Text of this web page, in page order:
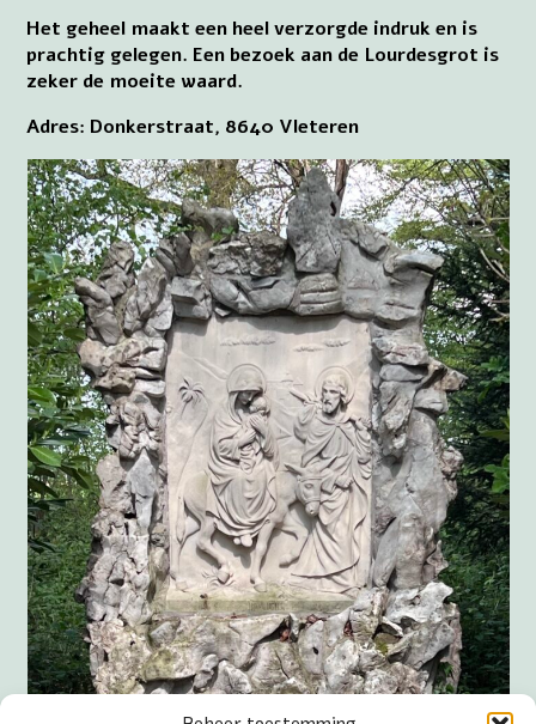
Het geheel maakt een heel verzorgde indruk en is
prachtig gelegen. Een bezoek aan de Lourdesgrot is
zeker de moeite waard.
Adres: Donkerstraat, 8640 Vleteren